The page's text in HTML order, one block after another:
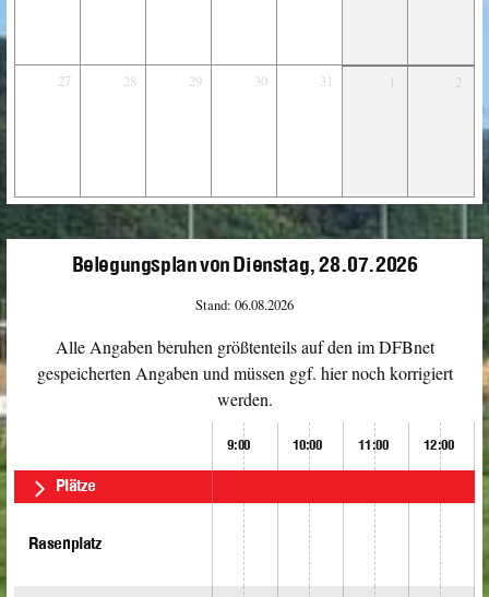
27 28 29 30 31 1 2
Belegungsplan von Dienstag, 28.07.2026
Stand: 06.08.2026
Alle Angaben beruhen größtenteils auf den im DFBnet
gespeicherten Angaben und müssen ggf. hier noch korrigiert
werden.
9:00 10:00 11:00 12:00
Plätze
Rasenplatz